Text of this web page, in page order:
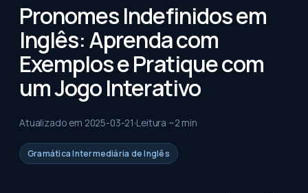
Pronomes Indefinidos em
Inglês: Aprenda com
Exemplos e Pratique com
um Jogo Interativo
Atualizado em 2025-03-21 Leitura ~2 min
Gramática Intermediária de Inglês